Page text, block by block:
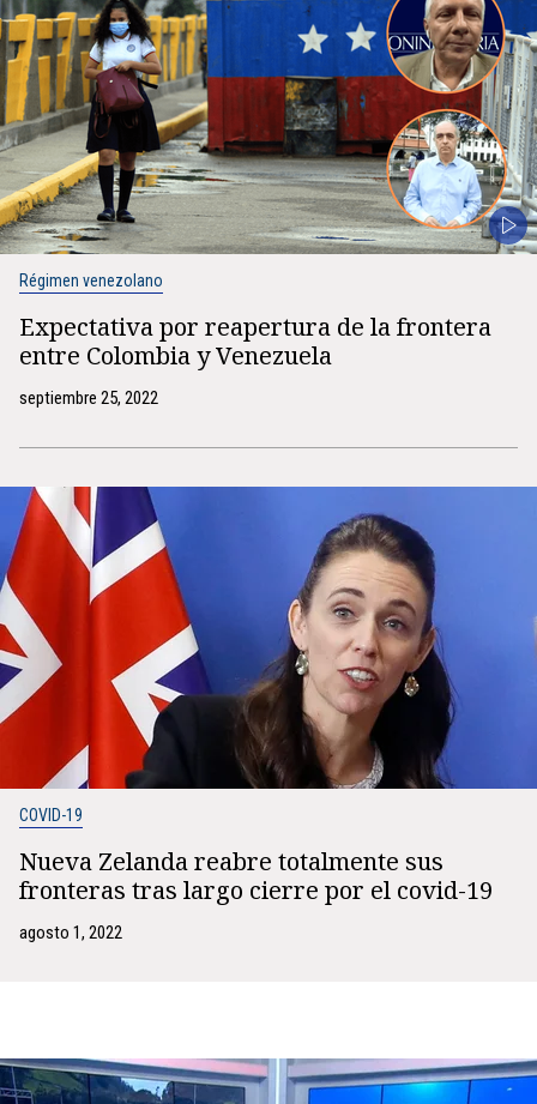
Régimen venezolano
Expectativa por reapertura de la frontera
entre Colombia y Venezuela
septiembre 25, 2022
COVID-19
Nueva Zelanda reabre totalmente sus
fronteras tras largo cierre por el covid-19
agosto 1, 2022